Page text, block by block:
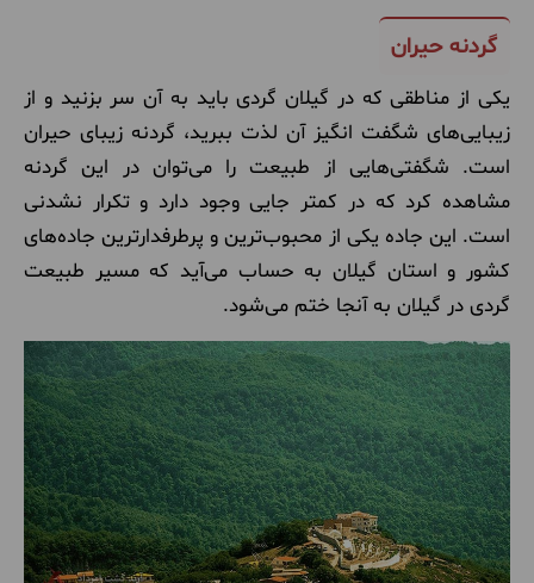
گردنه حیران
یکی از مناطقی که در گیلان گردی باید به آن سر بزنید و از
زیبایی‌های شگفت انگیز آن لذت ببرید، گردنه زیبای حیران
است. شگفتی‌هایی از طبیعت را می‌توان در این گردنه
مشاهده کرد که در کمتر جایی وجود دارد و تکرار نشدنی
است. این جاده یکی از محبوب‌ترین و پرطرفدارترین جاده‌های
کشور و استان گیلان به حساب می‌آید که مسیر طبیعت
گردی در گیلان به آنجا ختم می‌شود.